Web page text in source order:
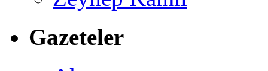
Gazeteler